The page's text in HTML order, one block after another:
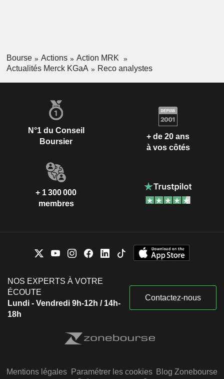
Bourse Actions
Action MRK
Actualités Merck KGaA
Reco analystes
N°1 du Conseil
Boursier
+ de 20 ans
à vos côtés
+ 1 300 000
membres
NOS EXPERTS À VOTRE
ÉCOUTE
Lundi - Vendredi 9h-12h / 14h-
18h
Contactez-nous
Mentions légales Paramétrer les cookies Blog Zonebourse